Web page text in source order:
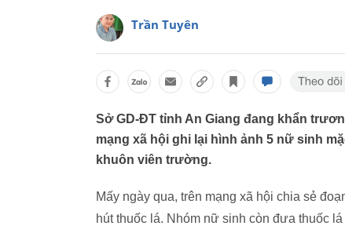
Trần Tuyên
Sở GD-ĐT tỉnh An Giang đang khẩn
mạng xã hội ghi lại hình ảnh 5 nữ sinh
khuôn viên trường.
Mấy ngày qua, trên mạng xã hội chia sẻ
hút thuốc lá. Nhóm nữ sinh còn đưa thuốc lá